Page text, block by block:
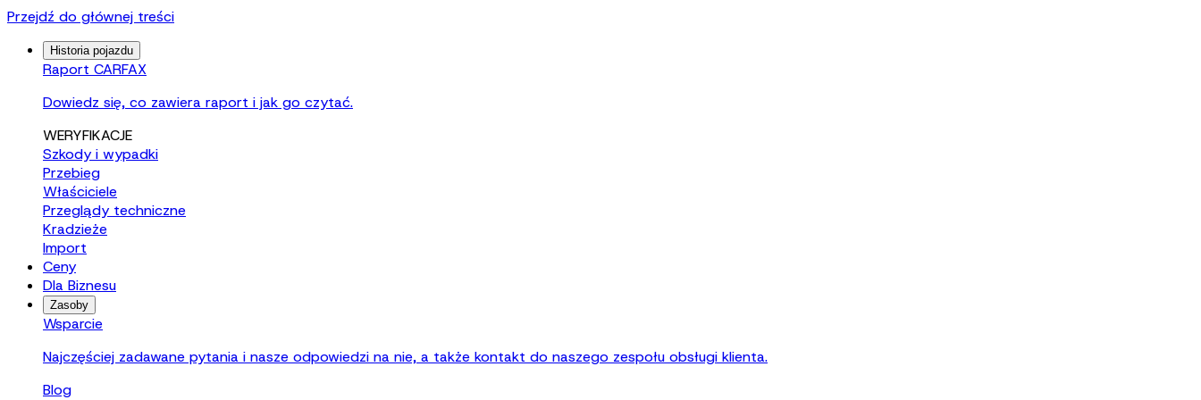
Przejdź do głównej treści
Historia pojazdu
Raport CARFAX
Dowiedz się, co zawiera raport i jak go czytać.
WERYFIKACJE
Szkody i wypadki
Przebieg
Właściciele
Przeglądy techniczne
Kradzieże
Import
Ceny
Dla Biznesu
Zasoby
Wsparcie
Najczęściej zadawane pytania i nasze odpowiedzi na nie, a także kontakt do naszego zespołu obsługi klienta.
Blog